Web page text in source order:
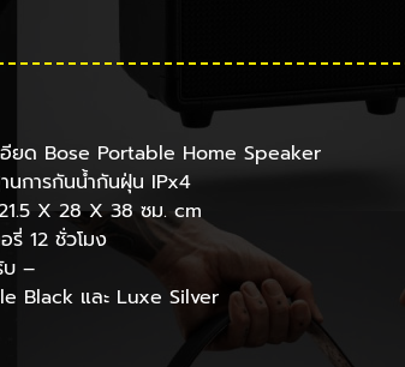
อียด Bose Portable Home Speaker
นการกันน้ำกันฝุ่น IPx4
X 28 X 38 ซม. cm
รี่ 12 ชั่วโมง
บ –
Black และ Luxe Silver